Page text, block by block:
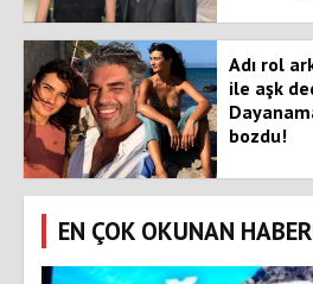
Adı rol
ile aşk
bozdu!
EN ÇOK OKUNAN